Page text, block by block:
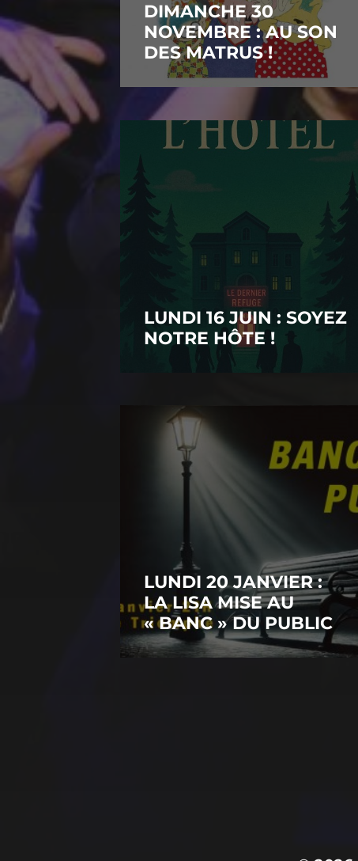
DIMANCHE 30
NOVEMBRE : AU SON
DES MATRUS !
LUNDI 16 JUIN : SOYEZ
NOTRE HÔTE !
LUNDI 20 JANVIER :
LA LISA MISE AU
« BANC » DU PUBLIC